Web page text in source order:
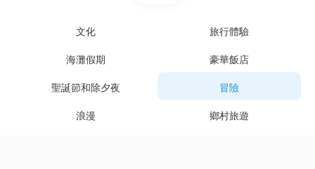
文化
旅行體驗
海灘假期
豪華飯店
聖誕節和除夕夜
冒險
浪漫
鄉村旅遊